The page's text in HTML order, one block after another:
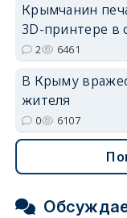
Крымчанин
3D-принтере в
2 6461
В Крыму
жителя
0 6107